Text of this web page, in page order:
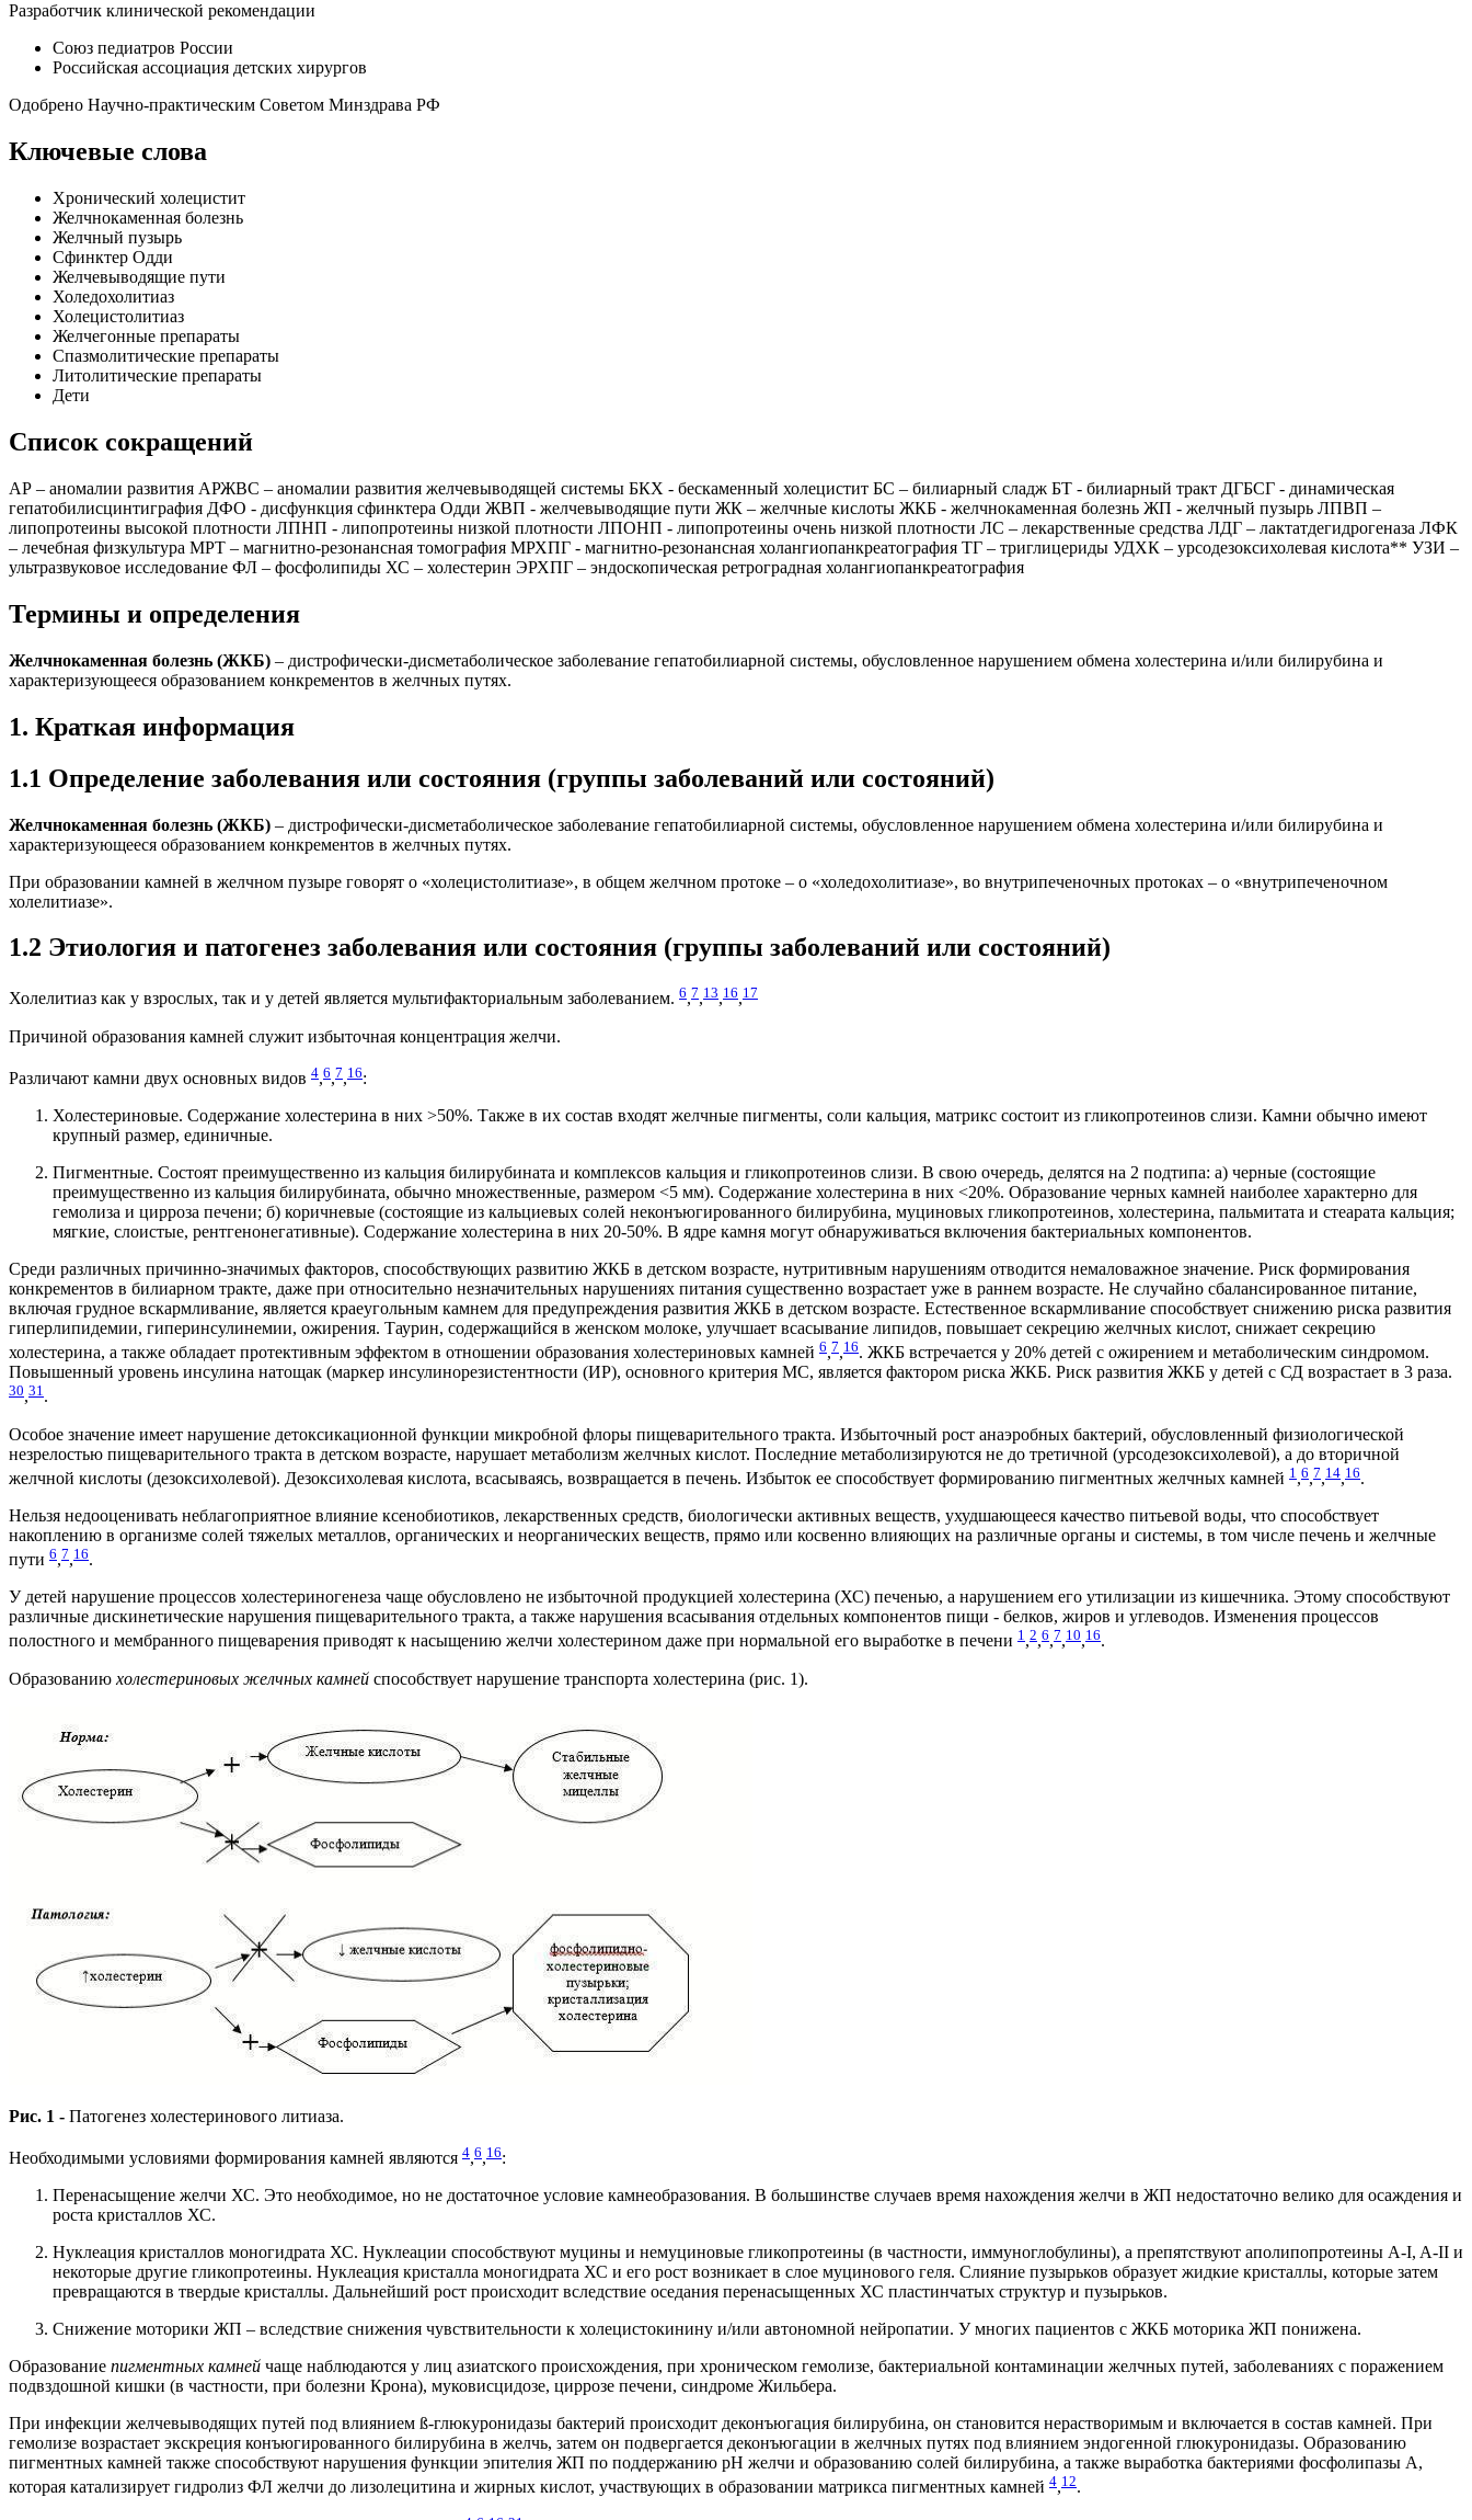
Разработчик клинической рекомендации
Союз педиатров России
Российская ассоциация детских хирургов
Одобрено Научно-практическим Советом Минздрава РФ
Ключевые слова
Хронический холецистит
Желчнокаменная болезнь
Желчный пузырь
Сфинктер Одди
Желчевыводящие пути
Холедохолитиаз
Холецистолитиаз
Желчегонные препараты
Спазмолитические препараты
Литолитические препараты
Дети
Список сокращений
АР – аномалии развития АРЖВС – аномалии развития желчевыводящей системы БКХ - бескаменный холецистит БС – билиарный сладж БТ - билиарный тракт ДГБСГ - динамическая
гепатобилисцинтиграфия ДФО - дисфункция сфинктера Одди ЖВП - желчевыводящие пути ЖК – желчные кислоты ЖКБ - желчнокаменная болезнь ЖП - желчный пузырь ЛПВП –
липопротеины высокой плотности ЛПНП - липопротеины низкой плотности ЛПОНП - липопротеины очень низкой плотности ЛС – лекарственные средства ЛДГ – лактатдегидрогеназа ЛФК
– лечебная физкультура МРТ – магнитно-резонансная томография МРХПГ - магнитно-резонансная холангиопанкреатография ТГ – триглицериды УДХК – урсодезоксихолевая кислота** УЗИ –
ультразвуковое исследование ФЛ – фосфолипиды ХС – холестерин ЭРХПГ – эндоскопическая ретроградная холангиопанкреатография
Термины и определения
Желчнокаменная болезнь (ЖКБ) – дистрофически-дисметаболическое заболевание гепатобилиарной системы, обусловленное нарушением обмена холестерина и/или билирубина и
характеризующееся образованием конкрементов в желчных путях.
1. Краткая информация
1.1 Определение заболевания или состояния (группы заболеваний или состояний)
Желчнокаменная болезнь (ЖКБ) – дистрофически-дисметаболическое заболевание гепатобилиарной системы, обусловленное нарушением обмена холестерина и/или билирубина и
характеризующееся образованием конкрементов в желчных путях.
При образовании камней в желчном пузыре говорят о «холецистолитиазе», в общем желчном протоке – о «холедохолитиазе», во внутрипеченочных протоках – о «внутрипеченочном
холелитиазе».
1.2 Этиология и патогенез заболевания или состояния (группы заболеваний или состояний)
Холелитиаз как у взрослых, так и у детей является мультифакториальным заболеванием. 6,7,13,16,17
Причиной образования камней служит избыточная концентрация желчи.
Различают камни двух основных видов 4,6,7,16:
Холестериновые. Содержание холестерина в них >50%. Также в их состав входят желчные пигменты, соли кальция, матрикс состоит из гликопротеинов слизи. Камни обычно имеют
крупный размер, единичные.
Пигментные. Состоят преимущественно из кальция билирубината и комплексов кальция и гликопротеинов слизи. В свою очередь, делятся на 2 подтипа: а) черные (состоящие
преимущественно из кальция билирубината, обычно множественные, размером <5 мм). Содержание холестерина в них <20%. Образование черных камней наиболее характерно для
гемолиза и цирроза печени; б) коричневые (состоящие из кальциевых солей неконъюгированного билирубина, муциновых гликопротеинов, холестерина, пальмитата и стеарата кальция;
мягкие, слоистые, рентгенонегативные). Содержание холестерина в них 20-50%. В ядре камня могут обнаруживаться включения бактериальных компонентов.
Среди различных причинно-значимых факторов, способствующих развитию ЖКБ в детском возрасте, нутритивным нарушениям отводится немаловажное значение. Риск формирования
конкрементов в билиарном тракте, даже при относительно незначительных нарушениях питания существенно возрастает уже в раннем возрасте. Не случайно сбалансированное питание,
включая грудное вскармливание, является краеугольным камнем для предупреждения развития ЖКБ в детском возрасте. Естественное вскармливание способствует снижению риска развития
гиперлипидемии, гиперинсулинемии, ожирения. Таурин, содержащийся в женском молоке, улучшает всасывание липидов, повышает секрецию желчных кислот, снижает секрецию
холестерина, а также обладает протективным эффектом в отношении образования холестериновых камней 6,7,16. ЖКБ встречается у 20% детей с ожирением и метаболическим синдромом.
Повышенный уровень инсулина натощак (маркер инсулинорезистентности (ИР), основного критерия МС, является фактором риска ЖКБ. Риск развития ЖКБ у детей с СД возрастает в 3 раза.
30,31.
Особое значение имеет нарушение детоксикационной функции микробной флоры пищеварительного тракта. Избыточный рост анаэробных бактерий, обусловленный физиологической
незрелостью пищеварительного тракта в детском возрасте, нарушает метаболизм желчных кислот. Последние метаболизируются не до третичной (урсодезоксихолевой), а до вторичной
желчной кислоты (дезоксихолевой). Дезоксихолевая кислота, всасываясь, возвращается в печень. Избыток ее способствует формированию пигментных желчных камней 1 ,6,7,14,16.
Нельзя недооценивать неблагоприятное влияние ксенобиотиков, лекарственных средств, биологически активных веществ, ухудшающееся качество питьевой воды, что способствует
накоплению в организме солей тяжелых металлов, органических и неорганических веществ, прямо или косвенно влияющих на различные органы и системы, в том числе печень и желчные
пути 6,7,16.
У детей нарушение процессов холестериногенеза чаще обусловлено не избыточной продукцией холестерина (ХС) печенью, а нарушением его утилизации из кишечника. Этому способствуют
различные дискинетические нарушения пищеварительного тракта, а также нарушения всасывания отдельных компонентов пищи - белков, жиров и углеводов. Изменения процессов
полостного и мембранного пищеварения приводят к насыщению желчи холестерином даже при нормальной его выработке в печени 1,2,6,7,10,16.
Образованию холестериновых желчных камней способствует нарушение транспорта холестерина (рис. 1).
Рис. 1 - Патогенез холестеринового литиаза.
Необходимыми условиями формирования камней являются 4,6,16:
Перенасыщение желчи ХС. Это необходимое, но не достаточное условие камнеобразования. В большинстве случаев время нахождения желчи в ЖП недостаточно велико для осаждения и
роста кристаллов ХС.
Нуклеация кристаллов моногидрата ХС. Нуклеации способствуют муцины и немуциновые гликопротеины (в частности, иммуноглобулины), а препятствуют аполипопротеины А-I, A-II и
некоторые другие гликопротеины. Нуклеация кристалла моногидрата ХС и его рост возникает в слое муцинового геля. Слияние пузырьков образует жидкие кристаллы, которые затем
превращаются в твердые кристаллы. Дальнейший рост происходит вследствие оседания перенасыщенных ХС пластинчатых структур и пузырьков.
Снижение моторики ЖП – вследствие снижения чувствительности к холецистокинину и/или автономной нейропатии. У многих пациентов с ЖКБ моторика ЖП понижена.
Образование пигментных камней чаще наблюдаются у лиц азиатского происхождения, при хроническом гемолизе, бактериальной контаминации желчных путей, заболеваниях с поражением
подвздошной кишки (в частности, при болезни Крона), муковисцидозе, циррозе печени, синдроме Жильбера.
При инфекции желчевыводящих путей под влиянием ß-глюкуронидазы бактерий происходит деконъюгация билирубина, он становится нерастворимым и включается в состав камней. При
гемолизе возрастает экскреция конъюгированного билирубина в желчь, затем он подвергается деконъюгации в желчных путях под влиянием эндогенной глюкуронидазы. Образованию
пигментных камней также способствуют нарушения функции эпителия ЖП по поддержанию рН желчи и образованию солей билирубина, а также выработка бактериями фосфолипазы А,
которая катализирует гидролиз ФЛ желчи до лизолецитина и жирных кислот, участвующих в образовании матрикса пигментных камней 4,12.